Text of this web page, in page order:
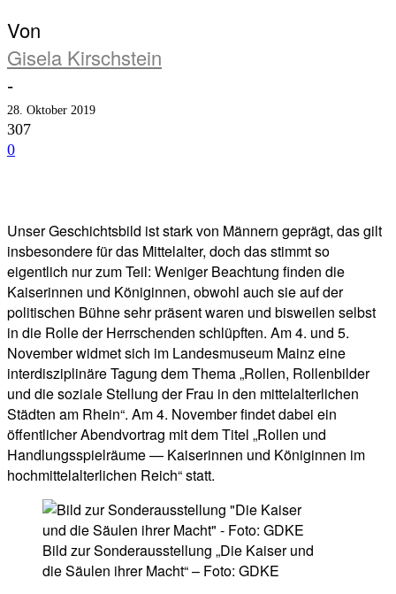
Von
Gisela Kirschstein
-
28. Oktober 2019
307
0
Unser Geschichtsbild ist stark von Männern geprägt, das gilt
insbesondere für das Mittelalter, doch das stimmt so
eigentlich nur zum Teil: Weniger Beachtung finden die
Kaiserinnen und Königinnen, obwohl auch sie auf der
politischen Bühne sehr präsent waren und bisweilen selbst
in die Rolle der Herrschenden schlüpften. Am 4. und 5.
November widmet sich im Landesmuseum Mainz eine
interdisziplinäre Tagung dem Thema „Rollen, Rollenbilder
und die soziale Stellung der Frau in den mittelalterlichen
Städten am Rhein“. Am 4. November findet dabei ein
öffentlicher Abendvortrag mit dem Titel „Rollen und
Handlungsspielräume — Kaiserinnen und Königinnen im
hochmittelalterlichen Reich“ statt.
Bild zur Sonderausstellung „Die Kaiser und
die Säulen ihrer Macht“ – Foto: GDKE